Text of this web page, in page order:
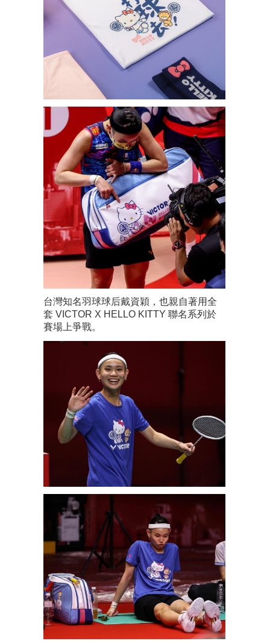
台灣知名羽球球后戴資穎，也親自著用全
套 VICTOR X HELLO KITTY 聯名系列於
賽場上爭戰。